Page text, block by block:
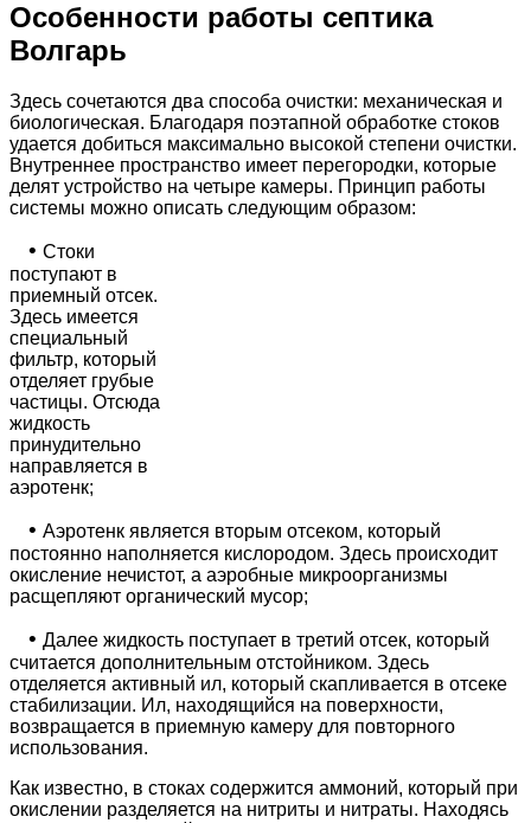
Особенности работы септика
Волгарь
Здесь сочетаются два способа очистки: механическая и
биологическая. Благодаря поэтапной обработке стоков
удается добиться максимально высокой степени очистки.
Внутреннее пространство имеет перегородки, которые
делят устройство на четыре камеры. Принцип работы
системы можно описать следующим образом:
• Стоки
поступают в
приемный отсек.
Здесь имеется
специальный
фильтр, который
отделяет грубые
частицы. Отсюда
жидкость
принудительно
направляется в
аэротенк;
• Аэротенк является вторым отсеком, который
постоянно наполняется кислородом. Здесь происходит
окисление нечистот, а аэробные микроорганизмы
расщепляют органический мусор;
• Далее жидкость поступает в третий отсек, который
считается дополнительным отстойником. Здесь
отделяется активный ил, который скапливается в отсеке
стабилизации. Ил, находящийся на поверхности,
возвращается в приемную камеру для повторного
использования.
Как известно, в стоках содержится аммоний, который при
окислении разделяется на нитриты и нитраты. Находясь